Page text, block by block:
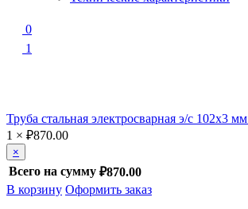
0
1
Труба стальная электросварная э/с 102х3 мм
1 × ₽870.00
×
Всего на сумму ₽870.00
В корзину Оформить заказ